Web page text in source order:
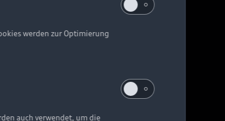
Digital Services Act
werden zur Optimierung
auch verwendet, um die